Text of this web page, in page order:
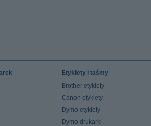
Etykiety i taśmy
Brother etykiety
Canon etykiety
Dymo etykiety
Dymo drukarki